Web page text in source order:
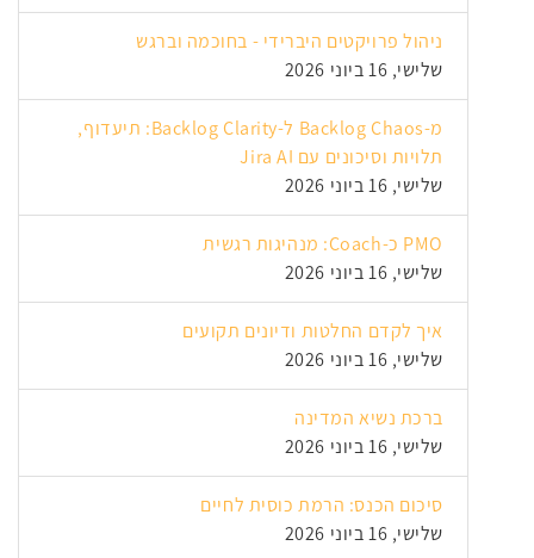
ניהול פרויקטים היברידי - בחוכמה וברגש
שלישי, 16 ביוני 2026
מ-Backlog Chaos ל-Backlog Clarity: תיעדוף,
תלויות וסיכונים עם Jira AI
שלישי, 16 ביוני 2026
PMO כ-Coach: מנהיגות רגשית
שלישי, 16 ביוני 2026
איך לקדם החלטות ודיונים תקועים
שלישי, 16 ביוני 2026
ברכת נשיא המדינה
שלישי, 16 ביוני 2026
סיכום הכנס: הרמת כוסית לחיים
שלישי, 16 ביוני 2026